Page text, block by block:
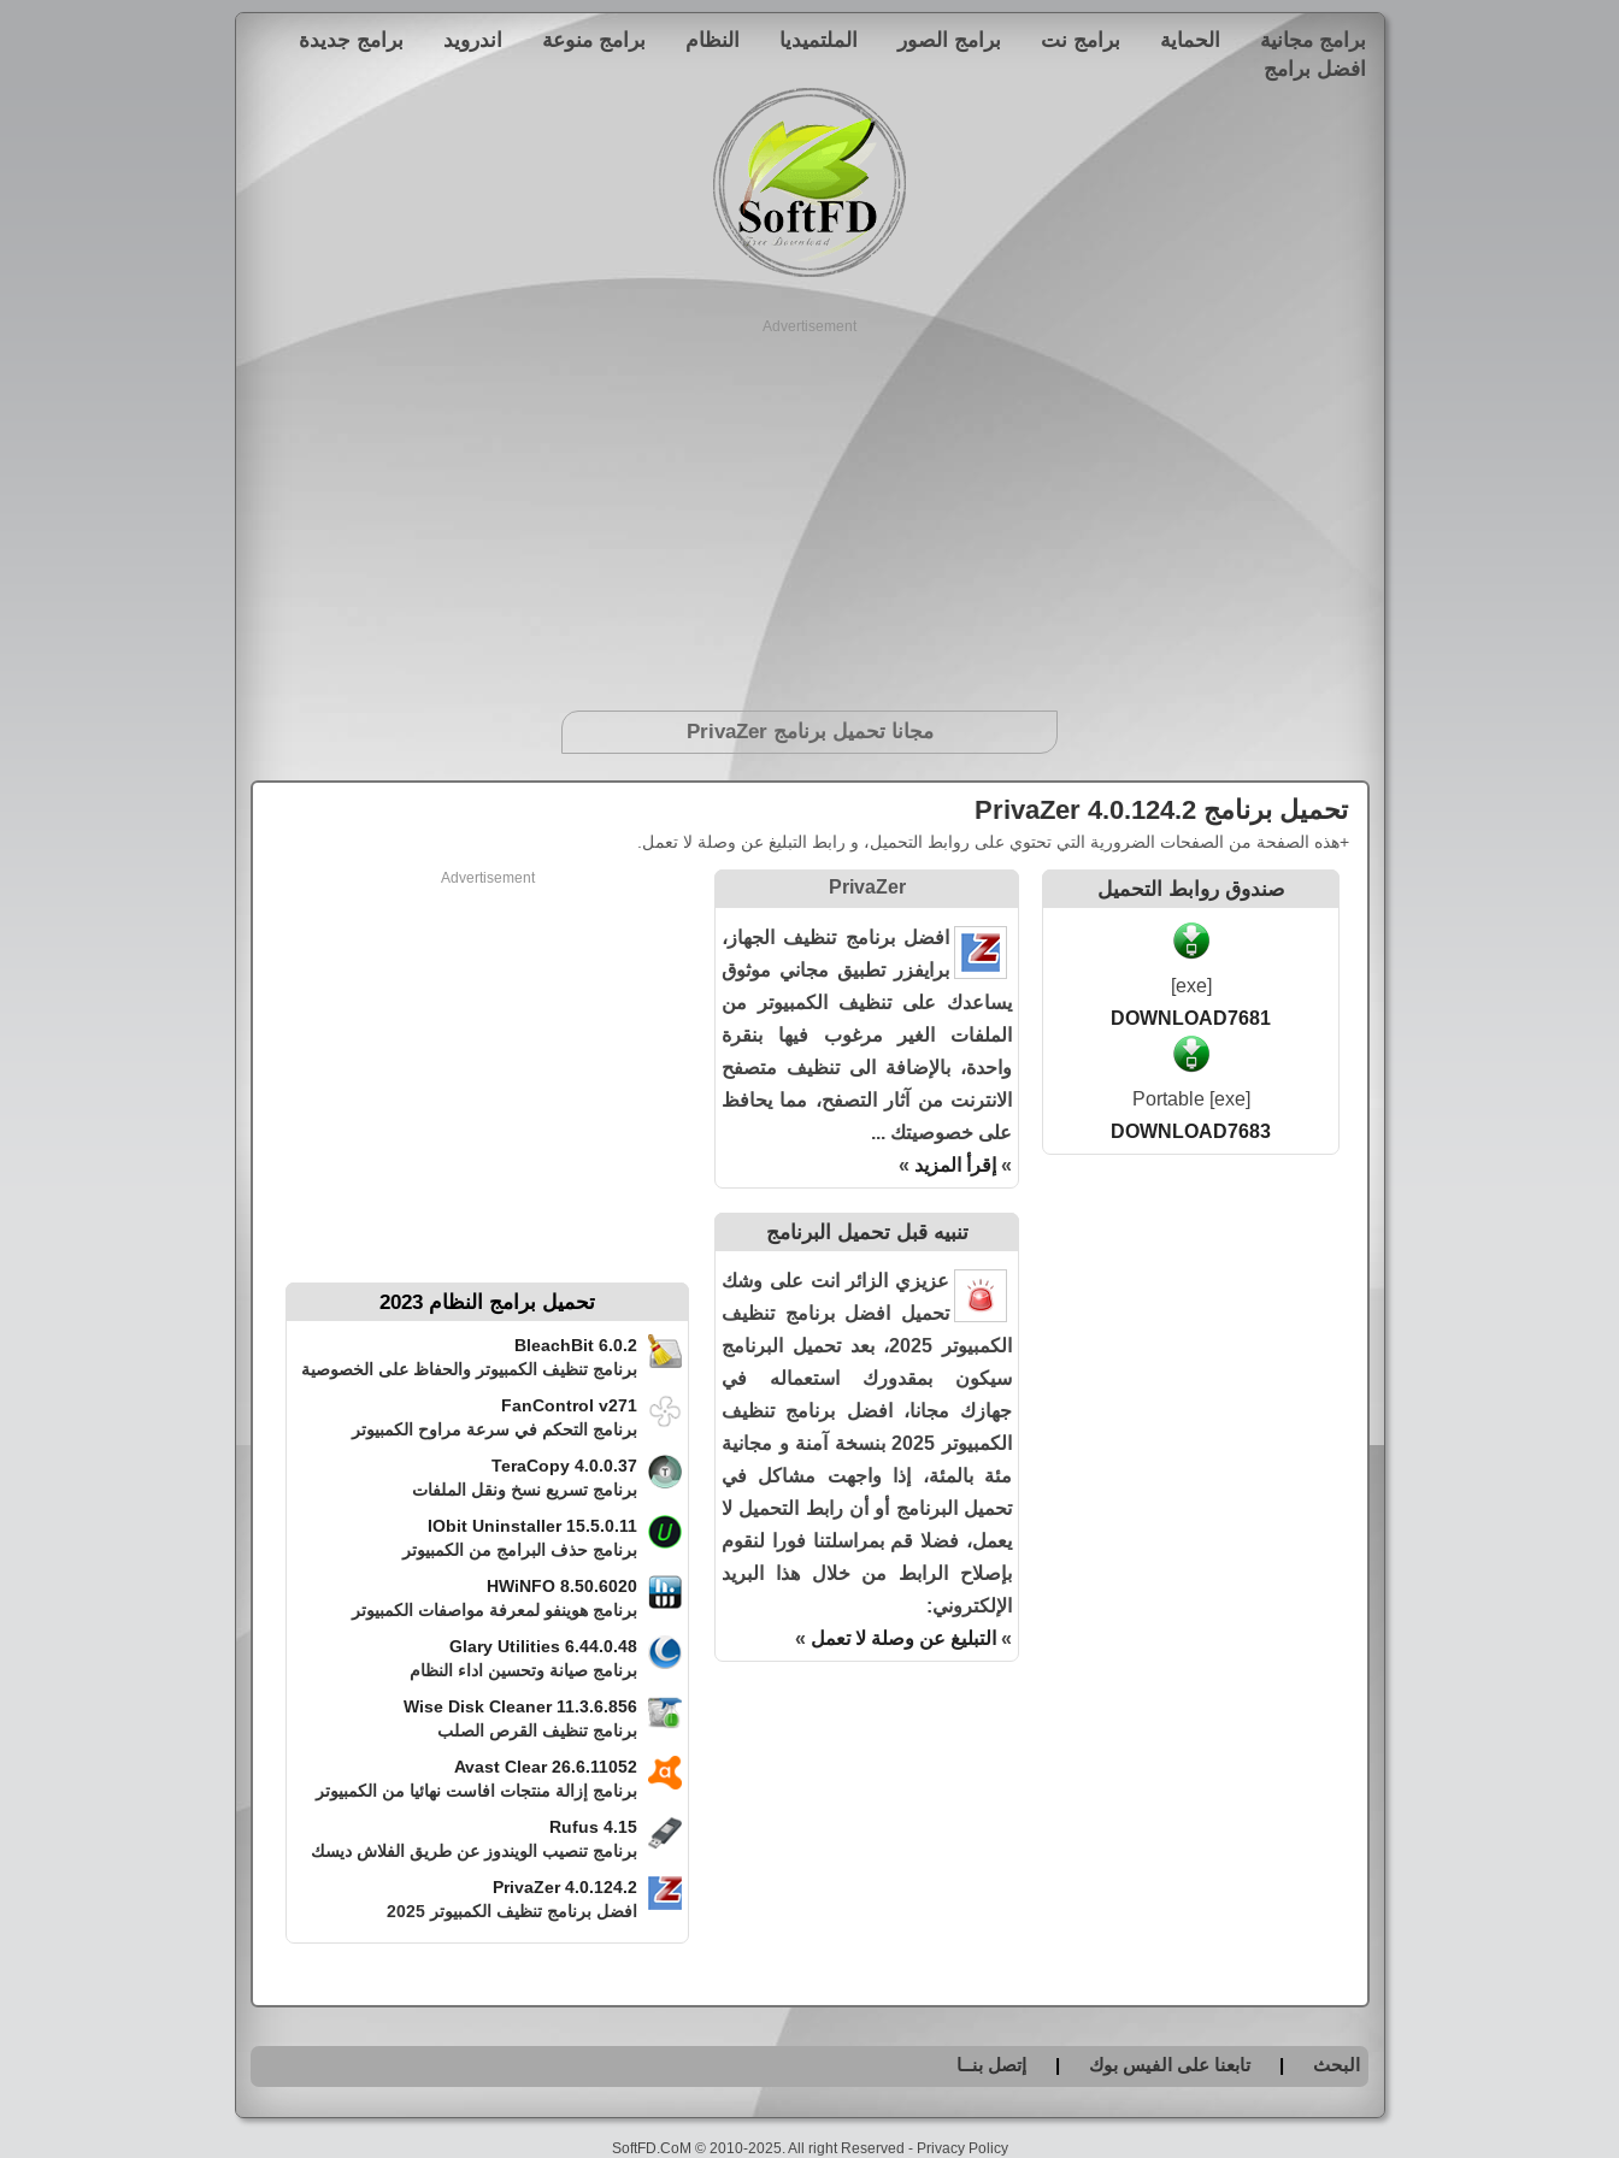
برامج مجانية الحماية برامج نت برامج الصور الملتميديا النظام برامج منوعة اندرويد
برامج جديدة
افضل برامج
Advertisement
مجانا تحميل برنامجPrivaZer
تحميل برنامجPrivaZer 4.0.124.2
+هذه الصفحة من الصفحات الضرورية التي تحتوي على روابط التحميل، و رابط التبليغ عن وصلة لا تعمل.
صندوق روابط التحميل
[exe]
DOWNLOAD7681
Portable [exe]
DOWNLOAD7683
PrivaZer
افضل برنامج تنظيف الجهاز،
برايفزر تطبيق مجاني موثوق
يساعدك على تنظيف الكمبيوتر من
الملفات الغير مرغوب فيها بنقرة
واحدة، بالإضافة الى تنظيف متصفح
الانترنت من آثار التصفح، مما يحافظ
على خصوصيتك ...
» إقرأ المزيد »
تنبيه قبل تحميل البرنامج
عزيزي الزائر انت على وشك
تحميل افضل برنامج تنظيف
الكمبيوتر 2025، بعد تحميل البرنامج
سيكون بمقدورك استعماله في
جهازك مجانا، افضل برنامج تنظيف
الكمبيوتر 2025 بنسخة آمنة و مجانية
مئة بالمئة، إذا واجهت مشاكل في
تحميل البرنامج أو أن رابط التحميل لا
يعمل، فضلا قم بمراسلتنا فورا لنقوم
بإصلاح الرابط من خلال هذا البريد
الإلكتروني:
» التبليغ عن وصلة لا تعمل »
Advertisement
تحميل برامج النظام 2023
BleachBit 6.0.2
برنامج تنظيف الكمبيوتر والحفاظ على الخصوصية
FanControl v271
برنامج التحكم في سرعة مراوح الكمبيوتر
TeraCopy 4.0.0.37
برنامج تسريع نسخ ونقل الملفات
IObit Uninstaller 15.5.0.11
برنامج حذف البرامج من الكمبيوتر
HWiNFO 8.50.6020
برنامج هوينفو لمعرفة مواصفات الكمبيوتر
Glary Utilities 6.44.0.48
برنامج صيانة وتحسين اداء النظام
Wise Disk Cleaner 11.3.6.856
برنامج تنظيف القرص الصلب
Avast Clear 26.6.11052
برنامج إزالة منتجات افاست نهائيا من الكمبيوتر
Rufus 4.15
برنامج تنصيب الويندوز عن طريق الفلاش ديسك
PrivaZer 4.0.124.2
افضل برنامج تنظيف الكمبيوتر 2025
البحث |تابعنا على الفيس بوك | إتصل بنــا
SoftFD.CoM © 2010-2025. All right Reserved - Privacy Policy